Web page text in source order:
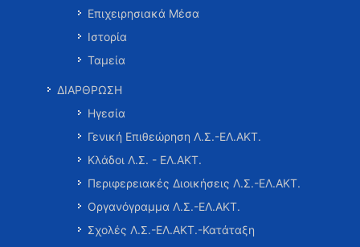
Επιχειρησιακά Μέσα
Ιστορία
Ταμεία
ΔΙΑΡΘΡΩΣΗ
Ηγεσία
Γενική Επιθεώρηση Λ.Σ.-ΕΛ.ΑΚΤ.
Κλάδοι Λ.Σ. - ΕΛ.ΑΚΤ.
Περιφερειακές Διοικήσεις Λ.Σ.-ΕΛ.ΑΚΤ.
Οργανόγραμμα Λ.Σ.-ΕΛ.ΑΚΤ.
Σχολές Λ.Σ.-ΕΛ.ΑΚΤ.-Κατάταξη